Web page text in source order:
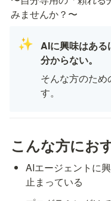
みませんか？〜
✨ AIに興味はある
分からない。
そんな方のた
す。
こんな方にお
AIエージェントに
止まっている